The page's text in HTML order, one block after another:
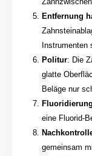
Entfernung
Instrumenten
Politur: Die
glatte
Beläge nur
Fluoridierung
eine Fluorid-
gemeinsam